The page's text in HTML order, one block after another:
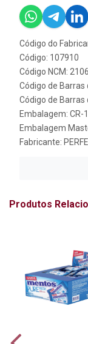
Código do
Código: 107910
Código NCM:
Código de
Código de
Embalagem: CR-1
Embalagem
Fabricante:
Produtos